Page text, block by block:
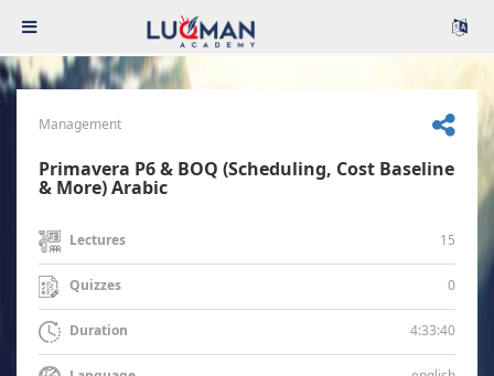
Management
Primavera P6 & BOQ (Scheduling, Cost Baseline
& More) Arabic
Lectures 15
Quizzes 0
Duration 4:33:40